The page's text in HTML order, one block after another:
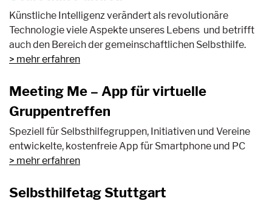
Künstliche Intelligenz verändert als revolutionäre
Technologie viele Aspekte unseres Lebens und betrifft
auch den Bereich der gemeinschaftlichen Selbsthilfe.
> mehr erfahren
Meeting Me – App für virtuelle
Gruppentreffen
Speziell für Selbsthilfegruppen, Initiativen und Vereine
entwickelte, kostenfreie App für Smartphone und PC
mehr erfahren
Selbsthilfetag Stuttgart